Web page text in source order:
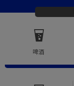
啤酒